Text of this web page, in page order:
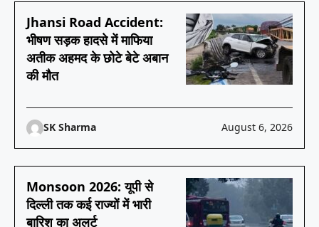
Jhansi Road Accident:
भीषण सड़क हादसे में माफिया
अतीक अहमद के छोटे बेटे अबान
की मौत
SK Sharma August 6, 2026
Monsoon 2026: यूपी से
दिल्ली तक कई राज्यों में भारी
बारिश का अलर्ट